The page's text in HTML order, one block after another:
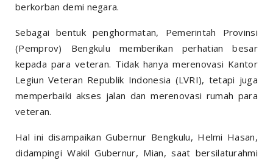
berkorban demi negara.
Sebagai bentuk penghormatan, Pemerintah Provinsi
(Pemprov) Bengkulu memberikan perhatian besar
kepada para veteran. Tidak hanya merenovasi Kantor
Legiun Veteran Republik Indonesia (LVRI), tetapi juga
memperbaiki akses jalan dan merenovasi rumah para
veteran.
Hal ini disampaikan Gubernur Bengkulu, Helmi Hasan,
didampingi Wakil Gubernur, Mian, saat bersilaturahmi